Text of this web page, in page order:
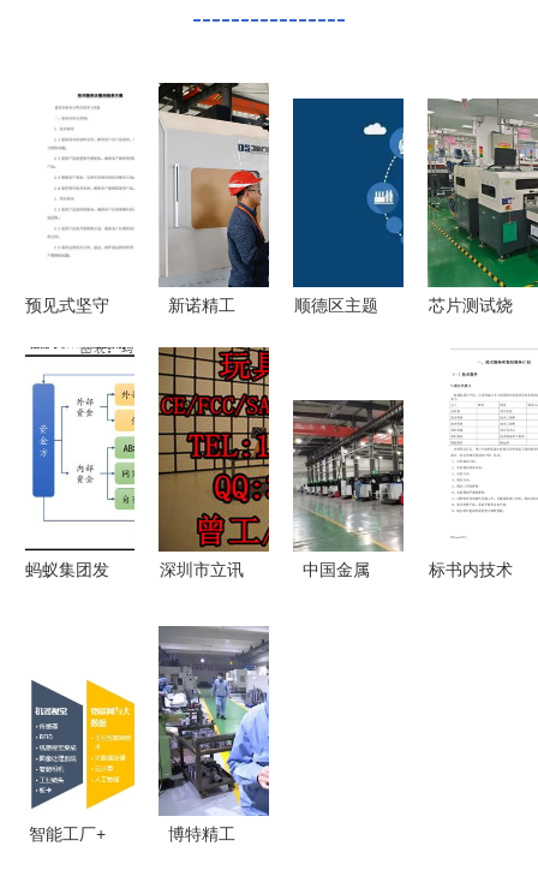
----------------
预见式坚守
售后服务的
全周期护航
新诺精工
擎，推动企
业高质量发
展与技术服
务再升级
顺德区主题
网标杆项目
申报指南
技术服务的
机遇与挑战
芯片测试烧
挑 避坑指
南帮你锁定
靠谱技术伙
伴
蚂蚁集团发
务表现 业
务版图 运
营模式 海
外布局
深圳市立讯
务认证公司
技术服务的
卓越典范
中国金属
标书内技术
智能工厂+
博特精工